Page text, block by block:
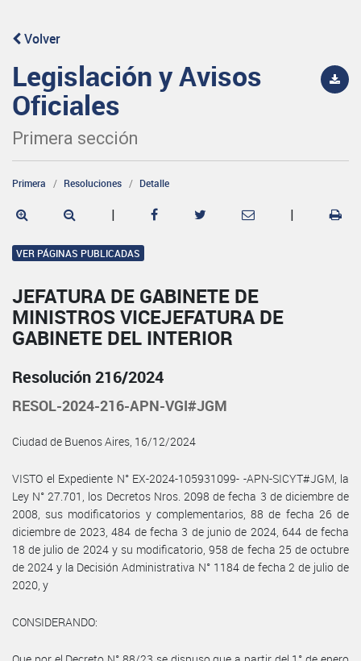
Volver
Legislación y Avisos
Oficiales
Primera sección
Primera Resoluciones Detalle
| |
VER PÁGINAS PUBLICADAS
JEFATURA DE GABINETE DE
MINISTROS VICEJEFATURA DE
GABINETE DEL INTERIOR
Resolución 216/2024
RESOL-2024-216-APN-VGI#JGM
Ciudad de Buenos Aires, 16/12/2024
VISTO el Expediente N° EX-2024-105931099- -APN-SICYT#JGM, la
Ley N° 27.701, los Decretos Nros. 2098 de fecha 3 de diciembre de
2008, sus modificatorios y complementarios, 88 de fecha 26 de
diciembre de 2023, 484 de fecha 3 de junio de 2024, 644 de fecha
18 de julio de 2024 y su modificatorio, 958 de fecha 25 de octubre
de 2024 y la Decisión Administrativa N° 1184 de fecha 2 de julio de
2020, y
CONSIDERANDO: